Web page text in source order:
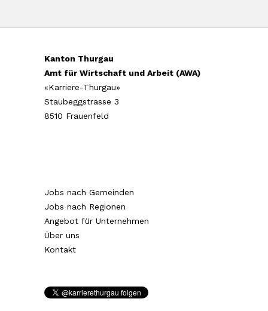
Kanton Thurgau
Amt für Wirtschaft und Arbeit (AWA)
«Karriere-Thurgau»
Staubeggstrasse 3
8510 Frauenfeld
Jobs nach Gemeinden
Jobs nach Regionen
Angebot für Unternehmen
Über uns
Kontakt